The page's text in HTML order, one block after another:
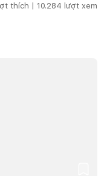
thích | 10.284 lượt xem